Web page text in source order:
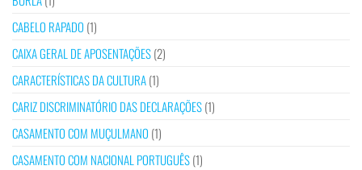
CABELO RAPADO (1)
CAIXA GERAL DE APOSENTAÇÕES(2)
CARACTERÍSTICAS DA CULTURA(1)
CARIZ DISCRIMINATÓRIO DAS DECLARAÇÕES(1)
CASAMENTO COM MUÇULMANO (1)
CASAMENTO COM NACIONAL PORTUGUÊS(1)